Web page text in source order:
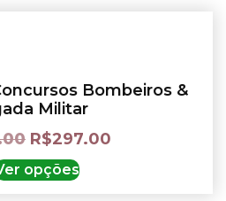
Bombeiros &
Militar
R$297.00
opções